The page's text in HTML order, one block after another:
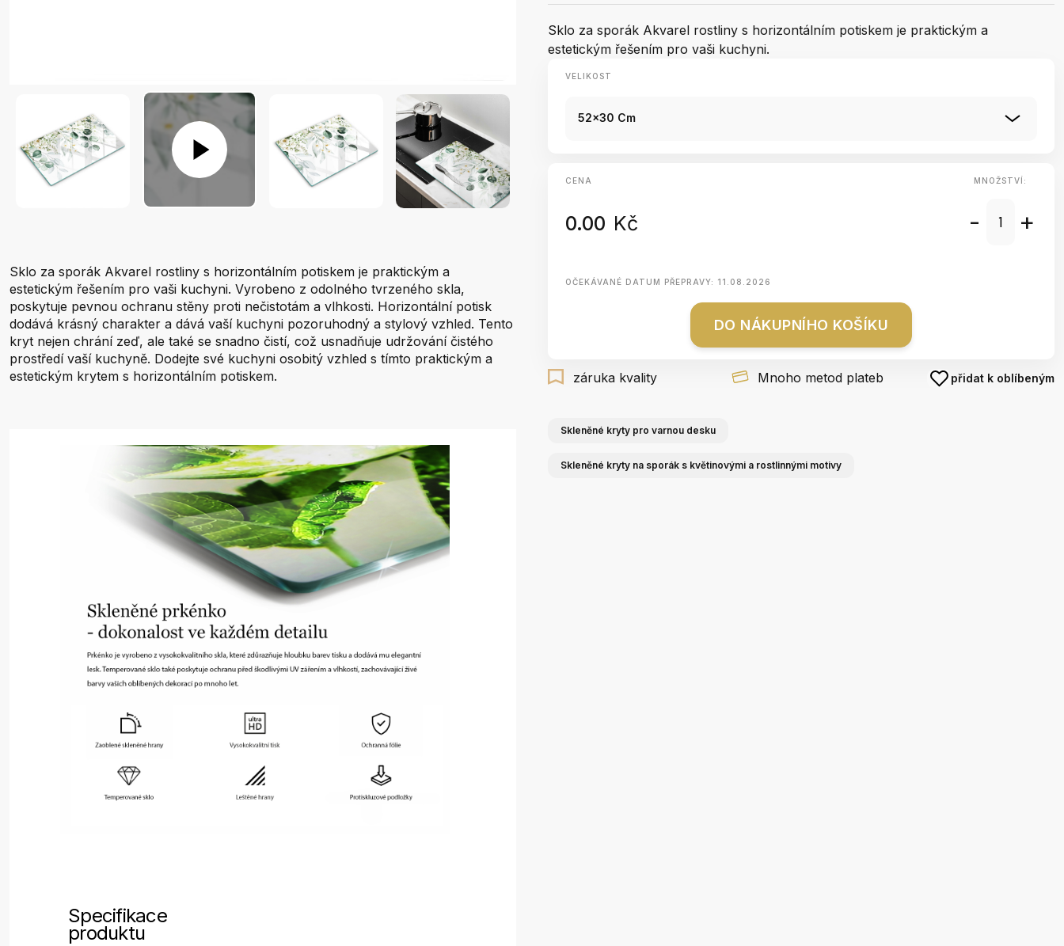
Sklo za sporák Akvarel rostliny s horizontálním potiskem je praktickým a
estetickým řešením pro vaši kuchyni. Vyrobeno z odolného tvrzeného skla,
poskytuje pevnou ochranu stěny proti nečistotám a vlhkosti. Horizontální potisk
dodává krásný charakter a dává vaší kuchyni pozoruhodný a stylový vzhled. Tento
kryt nejen chrání zeď, ale také se snadno čistí, což usnadňuje udržování čistého
prostředí vaší kuchyně. Dodejte své kuchyni osobitý vzhled s tímto praktickým a
estetickým krytem s horizontálním potiskem.
Specifikace
produktu
Sklo za sporák Akvarel rostliny s horizontálním potiskem je praktickým a
estetickým řešením pro vaši kuchyni.
VELIKOST
52x30 Cm
CENA
0.00 Kč
MNOŽSTVÍ:
- +
OČEKÁVANÉ DATUM PŘEPRAVY: 11.08.2026
DO NÁKUPNÍHO KOŠÍKU
záruka kvality Mnoho metod plateb přidat k oblíbeným
Skleněné kryty pro varnou desku
Skleněné kryty na sporák s květinovými a rostlinnými motivy